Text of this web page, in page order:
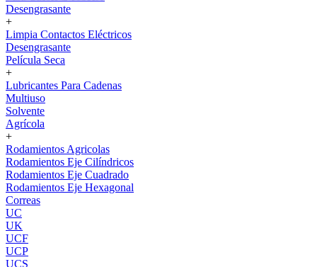
Desengrasante
+
Limpia Contactos Eléctricos
Desengrasante
Película Seca
+
Lubricantes Para Cadenas
Multiuso
Solvente
Agrícola
+
Rodamientos Agricolas
Rodamientos Eje Cilíndricos
Rodamientos Eje Cuadrado
Rodamientos Eje Hexagonal
Correas
UC
UK
UCF
UCP
UCS